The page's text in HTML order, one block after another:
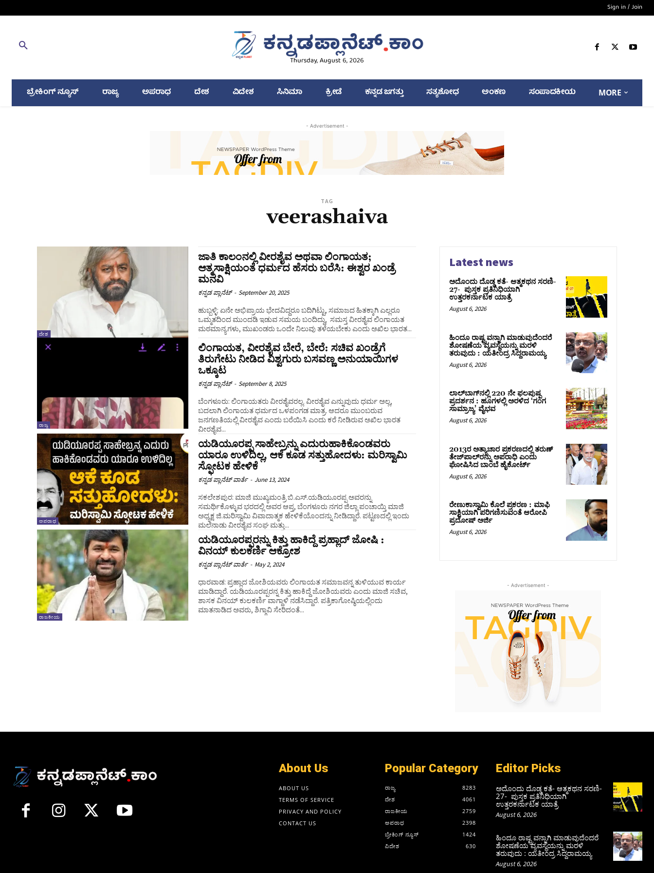
Sign in / Join
Thursday, August 6, 2026
ಬ್ರೇಕಿಂಗ್ ನ್ಯೂಸ್ ರಾಜ್ಯ ಅಪರಾಧ ದೇಶ ವಿದೇಶ ಸಿನಿಮಾ ಕ್ರೀಡೆ ಕನ್ನಡ ಜಗತ್ತು ಸತ್ಯಶೋಧ ಅಂಕಣ ಸಂಪಾದಕೀಯ MORE
- Advertisement -
TAG
veerashaiva
ದೇಶ
ಜಾತಿ ಕಾಲಂನಲ್ಲಿ ವೀರಶೈವ ಅಥವಾ ಲಿಂಗಾಯತ;
ಆತ್ಮಸಾಕ್ಷಿಯಂತೆ ಧರ್ಮದ ಹೆಸರು ಬರೆಸಿ: ಈಶ್ವರ ಖಂಡ್ರೆ
ಮನವಿ
ಕನ್ನಡ ಪ್ಲಾನೆಟ್ - September 20, 2025
ಹುಬ್ಬಳ್ಳಿ: ಏನೇ ಅಭಿಪ್ರಾಯ ಭೇದವಿದ್ದರೂ ಬದಿಗಿಟ್ಟು, ಸಮಾಜದ ಹಿತಕ್ಕಾಗಿ ಎಲ್ಲರೂ
ಒಮ್ಮತದಿಂದ ಮುಂದಡಿ ಇಡುವ ಸಮಯ ಬಂದಿದ್ದು, ಸಮಸ್ತ ವೀರಶೈವ ಲಿಂಗಾಯತ
ಮಠಮಾನ್ಯಗಳು, ಮುಖಂಡರು ಒಂದೇ ನಿಲುವು ತಳೆಯಬೇಕು ಎಂದು ಅಖಿಲ ಭಾರತ...
ರಾಜ್ಯ
ಲಿಂಗಾಯತ, ವೀರಶೈವ ಬೇರೆ, ಬೇರೆ: ಸಚಿವ ಖಂಡ್ರೆಗೆ
ತಿರುಗೇಟು ನೀಡಿದ ವಿಶ್ವಗುರು ಬಸವಣ್ಣ ಅನುಯಾಯಿಗಳ
ಒಕ್ಕೂಟ
ಕನ್ನಡ ಪ್ಲಾನೆಟ್ - September 8, 2025
ಬೆಂಗಳೂರು: ಲಿಂಗಾಯತರು ವೀರಶೈವರಲ್ಲ. ವೀರಶೈವ ಎನ್ನುವುದು ಧರ್ಮ ಅಲ್ಲ,
ಬದಲಾಗಿ ಲಿಂಗಾಯತ ಧರ್ಮದ ಒಳಪಂಗಡ ಮಾತ್ರ. ಆದರೂ ಮುಂಬರುವ
ಜನಗಣತಿಯಲ್ಲಿ ವೀರಶೈವ ಎಂದು ಬರೆಯಿಸಿ ಎಂದು ಕರೆ ನೀಡಿರುವ ಅಖಿಲ ಭಾರತ
ವೀರಶೈವ...
ಅಪರಾಧ
ಯಡಿಯೂರಪ್ಪ ಸಾಹೇಬ್ರನ್ನು ಎದುರುಹಾಕಿಕೊಂಡವರು
ಯಾರೂ ಉಳಿದಿಲ್ಲ, ಆಕೆ ಕೂಡ ಸತ್ತುಹೋದಳು: ಮರಿಸ್ವಾಮಿ
ಸ್ಫೋಟಕ ಹೇಳಿಕೆ
ಕನ್ನಡ ಪ್ಲಾನೆಟ್ ವಾರ್ತೆ - June 13, 2024
ಸಕಲೇಶಪುರ: ಮಾಜಿ ಮುಖ್ಯಮಂತ್ರಿ ಬಿ.ಎಸ್.ಯಡಿಯೂರಪ್ಪ ಅವರನ್ನು
ಸಮರ್ಥಿಕೊಳ್ಳುವ ಭರದಲ್ಲಿ ಅವರ ಆಪ್ತ, ಬೆಂಗಳೂರು ನಗರ ಜಿಲ್ಲಾ ಪಂಚಾಯ್ತಿ ಮಾಜಿ
ಅಧ್ಯಕ್ಷ ಜಿ.ಮರಿಸ್ವಾಮಿ ವಿವಾದಾತ್ಮಕ ಹೇಳಿಕೆಯೊಂದನ್ನು ನೀಡಿದ್ದಾರೆ. ಪಟ್ಟಣದಲ್ಲಿ ಇಂದು
ಮಲೆನಾಡು ವೀರಶೈವ ಸಂಘ ಮತ್ತು...
ರಾಜಕೀಯ
ಯಡಿಯೂರಪ್ಪರನ್ನು ಕಿತ್ತು ಹಾಕಿದ್ದೆ ಪ್ರಹ್ಲಾದ್‌ ಜೋಷಿ :
ವಿನಯ್ ಕುಲಕರ್ಣಿ ಆಕ್ರೋಶ
ಕನ್ನಡ ಪ್ಲಾನೆಟ್ ವಾರ್ತೆ - May 2, 2024
ಧಾರವಾಡ: ಪ್ರಹ್ಲಾದ ಜೋಶಿಯವರು ಲಿಂಗಾಯತ ಸಮಾಜವನ್ನ ತುಳಿಯುವ ಕಾರ್ಯ
ಮಾಡಿದ್ದಾರೆ. ಯಡಿಯೂರಪ್ಪರನ್ನ ಕಿತ್ತು ಹಾಕಿದ್ದೆ ಜೋಶಿಯವರು ಎಂದು ಮಾಜಿ ಸಚಿವ,
ಶಾಸಕ ವಿನಯ್‌ ಕುಲಕರ್ಣಿ ವಾಗ್ದಾಳಿ ನಡೆಸಿದ್ದಾರೆ. ಪತ್ರಿಕಾಗೋಷ್ಠಿಯಲ್ಲಿಂದು
ಮಾತನಾಡಿದ ಅವರು, ಶಿಗ್ಗಾವಿ ಸೇರಿದಂತೆ...
Latest news
ಅದೊಂದು ದೊಡ್ಡ ಕತೆ- ಆತ್ಮಕಥನ ಸರಣಿ-
27- ಪುಸ್ತಕ ಪ್ರತಿನಿಧಿಯಾಗಿ
ಉತ್ತರಕರ್ನಾಟಕ ಯಾತ್ರೆ
August 6, 2026
ಹಿಂದೂ ರಾಷ್ಟ್ರವನ್ನಾಗಿ ಮಾಡುವುದೆಂದರೆ
ಶೋಷಣೆಯ ವ್ಯವಸ್ಥೆಯನ್ನು ಮರಳಿ
ತರುವುದು : ಯತೀಂದ್ರ ಸಿದ್ದರಾಮಯ್ಯ
August 6, 2026
ಲಾಲ್‍ಬಾಗ್‍ನಲ್ಲಿ 220 ನೇ ಫಲಪುಷ್ಪ
ಪ್ರದರ್ಶನ : ಹೂಗಳಲ್ಲಿ ಅರಳಿದ ‘ಗಂಗ
ಸಾಮ್ರಾಜ್ಯ’ ವೈಭವ
August 6, 2026
2013ರ ಅತ್ಯಾಚಾರ ಪ್ರಕರಣದಲ್ಲಿ ತರುಣ್
ತೇಜ್‌ಪಾಲ್‌ರನ್ನು ಅಪರಾಧಿ ಎಂದು
ಘೋಷಿಸಿದ ಬಾಂಬೆ ಹೈಕೋರ್ಟ್
August 6, 2026
ರೇಣುಕಾಸ್ವಾಮಿ ಕೊಲೆ ಪ್ರಕರಣ : ಮಾಫಿ
ಸಾಕ್ಷಿಯಾಗಿ ಪರಿಗಣಿಸುವಂತೆ ಆರೋಪಿ
ಪ್ರದೋಷ್‌ ಅರ್ಜಿ
August 6, 2026
- Advertisement -
About Us
ABOUT US
TERMS OF SERVICE
PRIVACY AND POLICY
CONTACT US
Popular Category
ರಾಜ್ಯ
8283
ದೇಶ
4061
ರಾಜಕೀಯ
2759
ಅಪರಾಧ
2398
ಬ್ರೇಕಿಂಗ್ ನ್ಯೂಸ್
1424
ವಿದೇಶ
630
Editor Picks
ಅದೊಂದು ದೊಡ್ಡ ಕತೆ- ಆತ್ಮಕಥನ ಸರಣಿ-
27- ಪುಸ್ತಕ ಪ್ರತಿನಿಧಿಯಾಗಿ
ಉತ್ತರಕರ್ನಾಟಕ ಯಾತ್ರೆ
August 6, 2026
ಹಿಂದೂ ರಾಷ್ಟ್ರವನ್ನಾಗಿ ಮಾಡುವುದೆಂದರೆ
ಶೋಷಣೆಯ ವ್ಯವಸ್ಥೆಯನ್ನು ಮರಳಿ
ತರುವುದು : ಯತೀಂದ್ರ ಸಿದ್ದರಾಮಯ್ಯ
August 6, 2026